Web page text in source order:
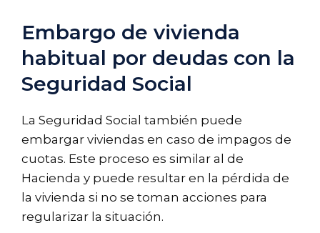
Embargo de vivienda
habitual por deudas con la
Seguridad Social
La Seguridad Social también puede
embargar viviendas en caso de impagos de
cuotas. Este proceso es similar al de
Hacienda y puede resultar en la pérdida de
la vivienda si no se toman acciones para
regularizar la situación.